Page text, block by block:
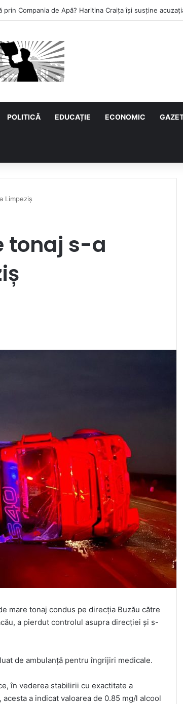
POLITICĂ EDUCAȚIE ECONOMIC
Limpeziș
tonaj s-a
mare tonaj condus pe direcția Buzău către
a pierdut controlul asupra direcției și s-
de ambulanță pentru îngrijiri medicale.
în vederea stabilirii cu exactitate a
a indicat valoarea de 0.85 mg/l alcool